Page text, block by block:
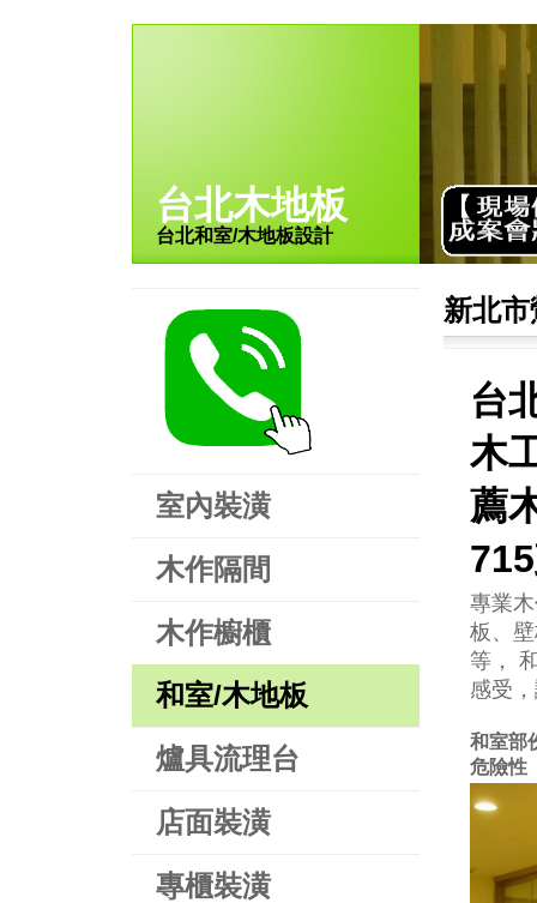
台北木地板
台北和室/木地板設計
室內裝潢
木作隔間
木作櫥櫃
和室/木地板
爐具流理台
店面裝潢
專櫃裝潢
新北
台
木
薦
專業
板、
等，
感受
和室部
危險性